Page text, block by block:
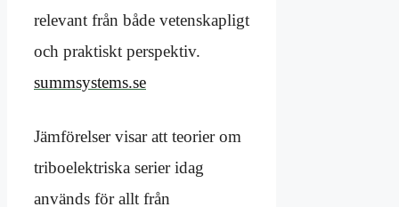
relevant från både vetenskapligt
och praktiskt perspektiv.
summsystems.se
Jämförelser visar att teorier om
triboelektriska serier idag
används för allt från